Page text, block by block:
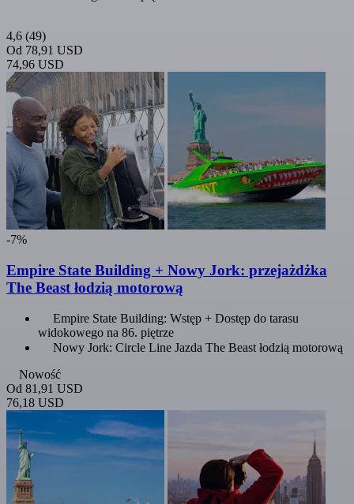
4,6 (49)
Od 78,91 USD
74,96 USD
-7%
Empire State Building + Nowy Jork: przejażdżka
The Beast łodzią motorową
Empire State Building: Wstęp + Dostęp do tarasu
widokowego na 86. piętrze
Nowy Jork: Circle Line Jazda The Beast łodzią motorową
Nowość
Od 81,91 USD
76,18 USD